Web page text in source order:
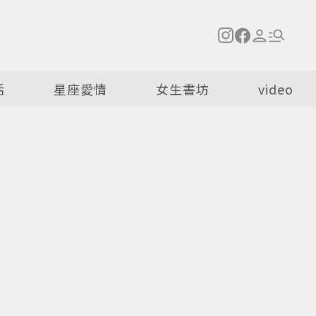
星座愛情 女生書坊 video